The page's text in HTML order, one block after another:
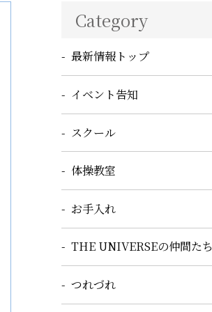
Category
最新情報トップ
イベント告知
スクール
体操教室
お手入れ
THE UNIVERSEの仲間たち
つれづれ